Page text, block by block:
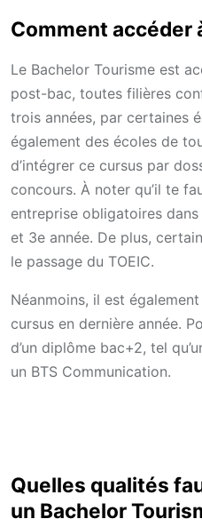
Comment accéder
Le Bachelor Tourisme est
post-bac, toutes filières
trois années, par certaines
également des écoles de
d’intégrer ce cursus par
concours. À noter qu’il te
entreprise obligatoires
et 3e année. De plus,
le passage du TOEIC.
Néanmoins, il est
cursus en dernière année.
d’un diplôme bac+2, tel
un BTS Communication.
Quelles qualités
un Bachelor